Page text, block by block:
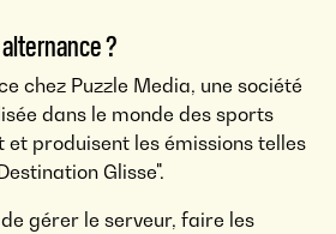
?
chez Puzzle Media, une société
dans le monde des sports
produisent les émissions telles
Glisse".
gérer le serveur, faire les